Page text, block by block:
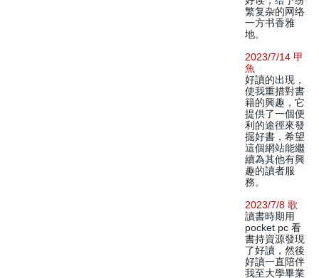
繁复杂的网络
一方书香雅
地。
2023/7/14 甲
魚
好讀的出現，
使我重措對書
籍的興趣，它
提供了一個便
利的途徑來發
掘好書，希望
這個網站能繼
續為其他有興
趣的讀者服
務。
2023/7/8 歌
讀書時期用
pocket pc 看
書持資源發現
了好讀，然後
好讀一直陪伴
我至大學畢業